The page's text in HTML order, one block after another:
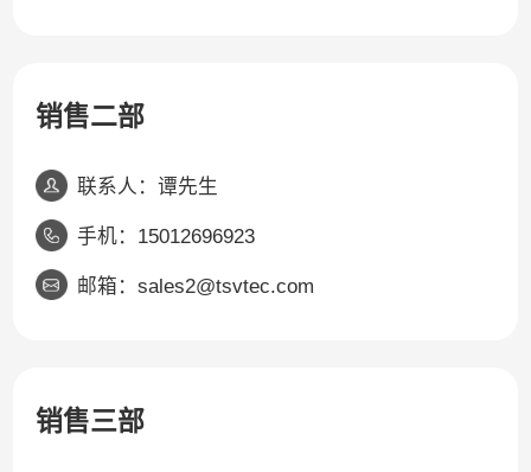
销售二部
联系人：谭先生
手机：15012696923
邮箱：sales2@tsvtec.com
销售三部